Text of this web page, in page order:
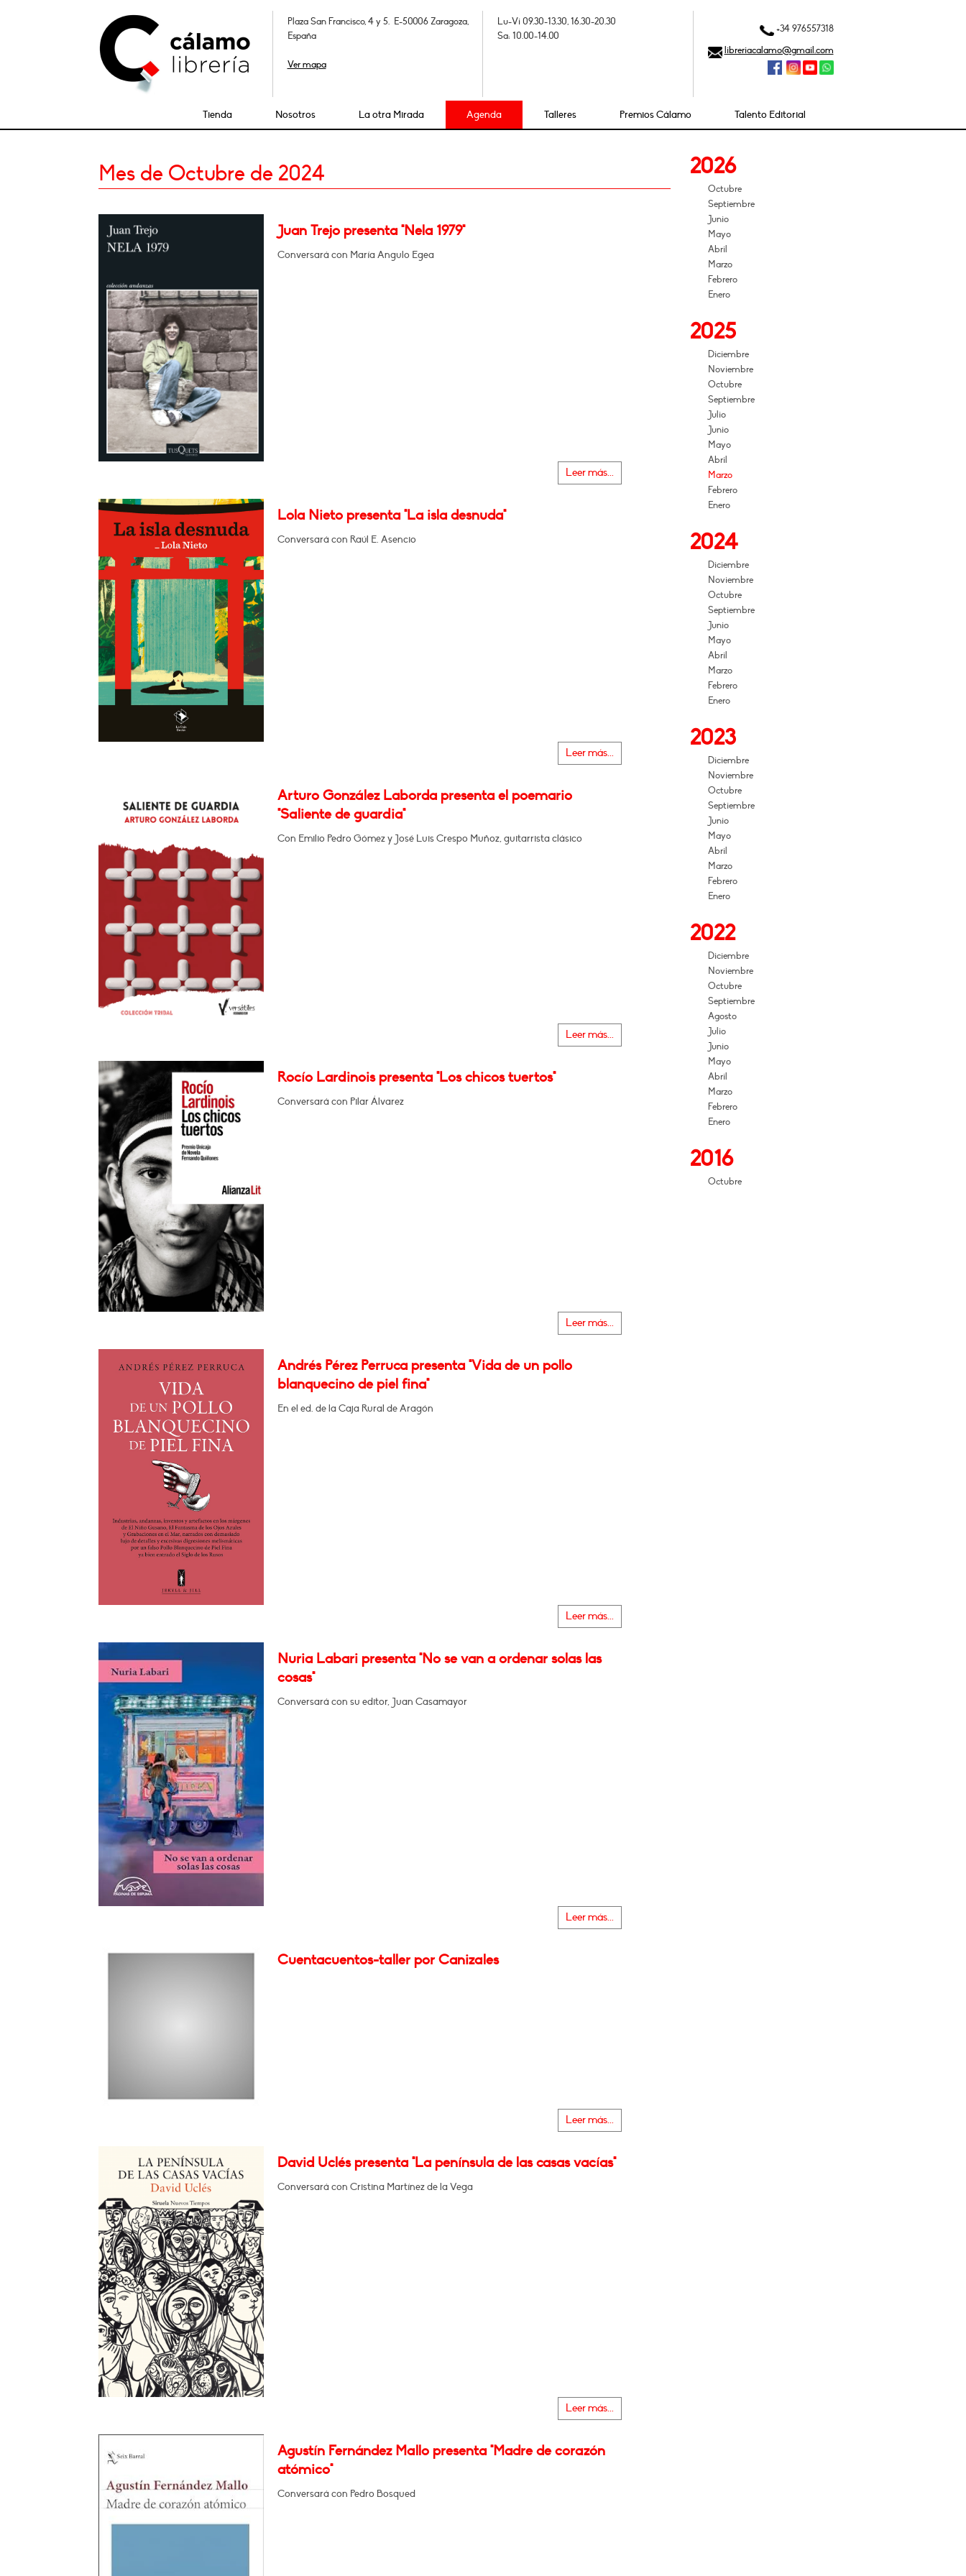
Plaza San Francisco, 4 y 5. E-50006 Zaragoza,
España
Ver mapa
Lu-Vi 09.30-13.30, 16.30-20.30
Sa: 10.00-14.00
+34 976557318
libreriacalamo@gmail.com
Tienda Nosotros La otra Mirada Agenda Talleres Premios Cálamo Talento Editorial
Mes de Octubre de 2024
Juan Trejo presenta "Nela 1979"
Conversará con María Angulo Egea
Leer más...
Lola Nieto presenta "La isla desnuda"
Conversará con Raúl E. Asencio
Leer más...
Arturo González Laborda presenta el poemario
"Saliente de guardia"
Con Emilio Pedro Gómez y José Luis Crespo Muñoz, guitarrista clásico
Leer más...
Rocío Lardinois presenta "Los chicos tuertos"
Conversará con Pilar Álvarez
Leer más...
Andrés Pérez Perruca presenta "Vida de un pollo
blanquecino de piel fina"
En el ed. de la Caja Rural de Aragón
Leer más...
Nuria Labari presenta "No se van a ordenar solas las
cosas"
Conversará con su editor, Juan Casamayor
Leer más...
Cuentacuentos-taller por Canizales
Leer más...
David Uclés presenta "La península de las casas vacías"
Conversará con Cristina Martínez de la Vega
Leer más...
Agustín Fernández Mallo presenta "Madre de corazón
atómico"
Conversará con Pedro Bosqued
2026
Octubre
Septiembre
Junio
Mayo
Abril
Marzo
Febrero
Enero
2025
Diciembre
Noviembre
Octubre
Septiembre
Julio
Junio
Mayo
Abril
Marzo
Febrero
Enero
2024
Diciembre
Noviembre
Octubre
Septiembre
Junio
Mayo
Abril
Marzo
Febrero
Enero
2023
Diciembre
Noviembre
Octubre
Septiembre
Junio
Mayo
Abril
Marzo
Febrero
Enero
2022
Diciembre
Noviembre
Octubre
Septiembre
Agosto
Julio
Junio
Mayo
Abril
Marzo
Febrero
Enero
2016
Octubre